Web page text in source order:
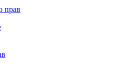
прав